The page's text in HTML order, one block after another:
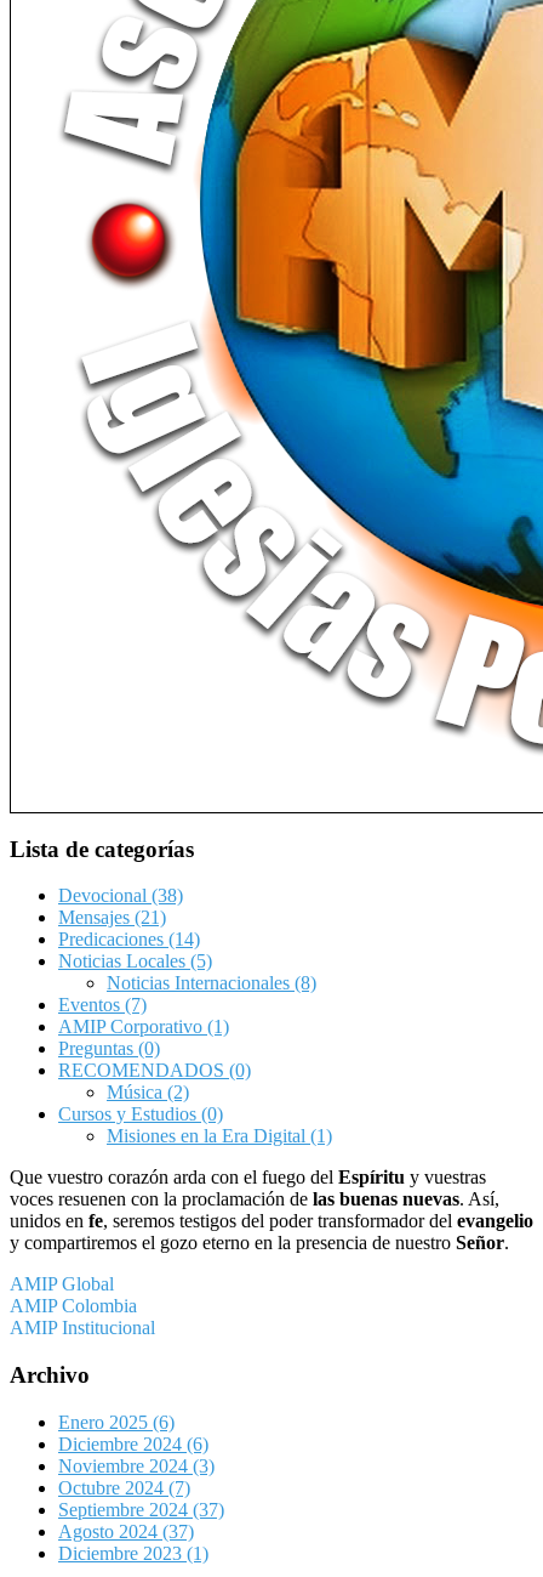
Lista de categorías
Devocional (38)
Mensajes (21)
Predicaciones (14)
Noticias Locales (5)
Noticias Internacionales (8)
Eventos (7)
AMIP Corporativo (1)
Preguntas (0)
RECOMENDADOS (0)
Música (2)
Cursos y Estudios (0)
Misiones en la Era Digital (1)
Que vuestro corazón arda con el fuego del Espíritu y vuestras
voces resuenen con la proclamación de las buenas nuevas. Así,
unidos en fe, seremos testigos del poder transformador del evangelio
y compartiremos el gozo eterno en la presencia de nuestro Señor.
AMIP Global
AMIP Colombia
AMIP Institucional
Archivo
Enero 2025 (6)
Diciembre 2024 (6)
Noviembre 2024 (3)
Octubre 2024 (7)
Septiembre 2024 (37)
Agosto 2024 (37)
Diciembre 2023 (1)